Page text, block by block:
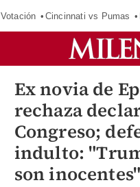
Votación Cincinnati vs Pumas
Ex novia de
rechaza
Congreso;
indulto:
son inocentes"